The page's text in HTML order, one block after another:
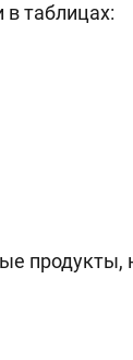
в таблицах:
продукты,